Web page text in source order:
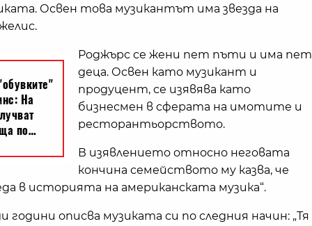
Освен това музикантът има звезда на
Роджърс се жени пет пъти и има пет
деца. Освен като музикант и
продуцент, се изявява като
бизнесмен в сферата на имотите и
ресторантьорството.
В изявлението относно неговата
кончина семейството му казва, че
в историята на американската музика“.
описва музиката си по следния начин: „Тя